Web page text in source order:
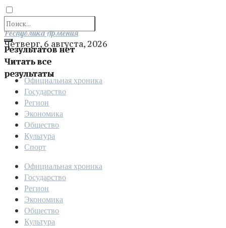
Результатов нет
Читать все
результаты
Отправить
Республика Армения
Четверг, 6 августа, 2026
Официальная хроника
Государство
Регион
Экономика
Общество
Культура
Спорт
Официальная хроника
Государство
Регион
Экономика
Общество
Культура